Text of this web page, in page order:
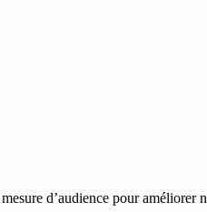
d’audience pour améliorer